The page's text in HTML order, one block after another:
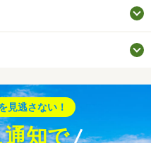
見逃さない！
知で